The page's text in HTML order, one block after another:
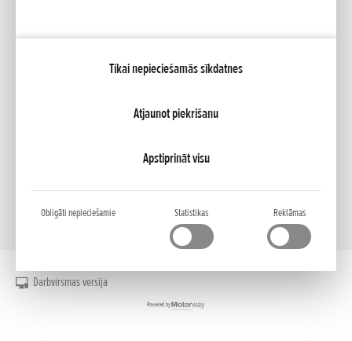
Tikai nepieciešamās sīkdatnes
Atjaunot piekrišanu
Apstiprināt visu
Obligāti nepieciešamie Statistikas Reklāmas
Līzings Mana Honda Honda RoadSync
Darbvirsmas versija
Powered by